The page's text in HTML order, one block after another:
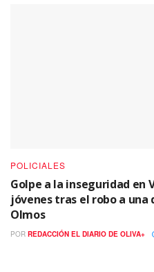
POLICIALES
Golpe a la inseguridad en
jóvenes tras el robo a una
Olmos
POR REDACCIÓN EL DIARIO DE OLIVA+